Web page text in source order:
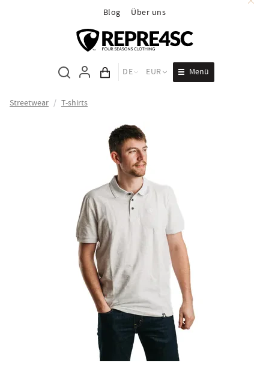
Blog Über uns
Inhalt des Wagens
DE EUR Menü
Streetwear / T-shirts